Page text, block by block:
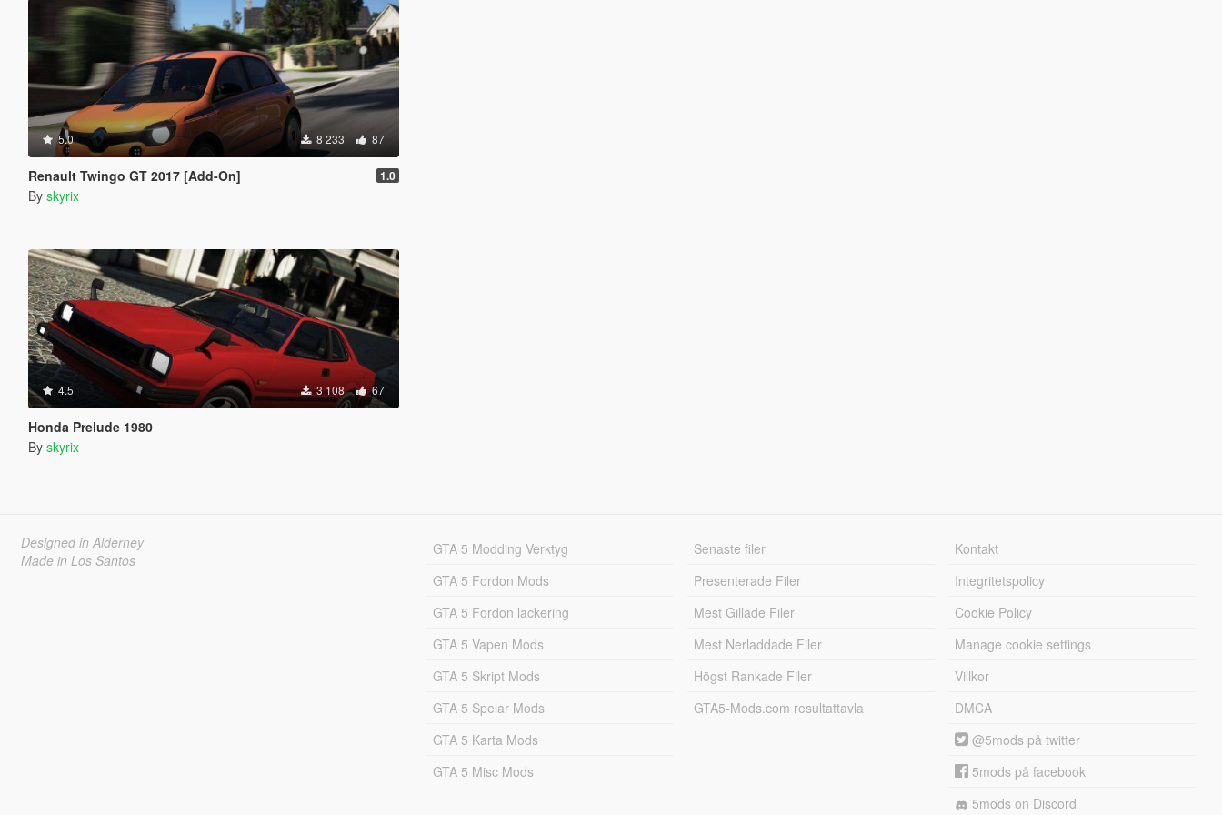
5.0 8 233 87
Renault Twingo GT 2017 [Add-On] 1.0
By skyrix
4.5 3 108 67
Honda Prelude 1980
By skyrix
Designed in Alderney
Made in Los Santos
GTA 5 Modding Verktyg
GTA 5 Fordon Mods
GTA 5 Fordon lackering
GTA 5 Vapen Mods
GTA 5 Skript Mods
GTA 5 Spelar Mods
GTA 5 Karta Mods
GTA 5 Misc Mods
Senaste filer
Presenterade Filer
Mest Gillade Filer
Mest Nerladdade Filer
Högst Rankade Filer
GTA5-Mods.com resultattavla
Kontakt
Integritetspolicy
Cookie Policy
Manage cookie settings
Villkor
DMCA
@5mods på twitter
5mods på facebook
5mods on Discord